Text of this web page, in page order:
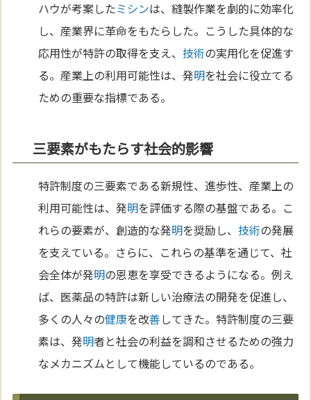
ハウが考案したミシンは、縫製作業を劇的に効率化
し、産業界に革命をもたらした。こうした具体的な
応用性が特許の取得を支え、技術の実用化を促進す
る。産業上の利用可能性は、発明を社会に役立てる
ための重要な指標である。
三要素がもたらす社会的影響
特許制度の三要素である新規性、進歩性、産業上の
利用可能性は、発明を評価する際の基盤である。こ
れらの要素が、創造的な発明を奨励し、技術の発展
を支えている。さらに、これらの基準を通じて、社
会全体が発明の恩恵を享受できるようになる。例え
ば、医薬品の特許は新しい治療法の開発を促進し、
多くの人々の健康を改善してきた。特許制度の三要
素は、発明者と社会の利益を調和させるための強力
なメカニズムとして機能しているのである。